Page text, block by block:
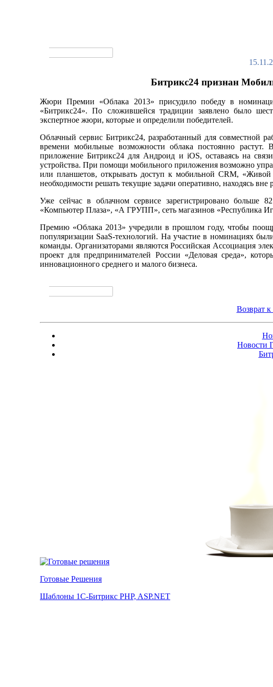
Битрикс24 признан
Жюри Премии «Облака 2013» присудило победу в
«Битрикс24». По сложившейся традиции заявлено было
экспертное жюри, которые и определили победителей.
Облачный сервис Битрикс24, разработанный для совместной
времени мобильные возможности облака постоянно растут.
приложение Битрикс24 для Андроид и iOS, оставаясь на
устройства. При помощи мобильного приложения возможно
или планшетов, открывать доступ к мобильной CRM,
необходимости решать текущие задачи оперативно, находясь вне
Уже сейчас в облачном сервисе зарегистрировано
«Компьютер Плаза», «А ГРУПП», сеть магазинов «Республика
Премию «Облака 2013» учредили в прошлом году, чтобы
популяризации SaaS-технологий. На участие в номинациях
команды. Организаторами являются Российская Ассоциация
проект для предпринимателей России «Деловая среда»,
инновационного среднего и малого бизнеса.
Возврат к
Новости
Готовые Решения
Шаблоны 1С-Битрикс PHP, ASP.NET